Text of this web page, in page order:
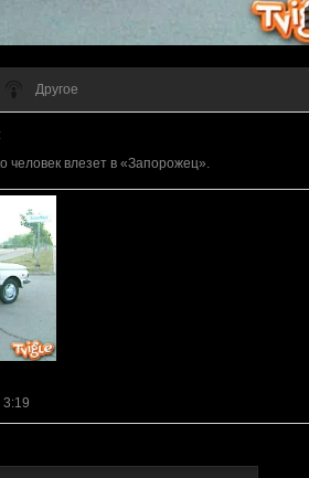
Другое
:
человек влезет в «Запорожец».
3:19